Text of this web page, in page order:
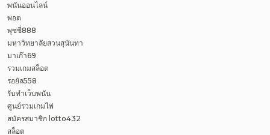
พนันออนไลน์
พอต
พุซซี่888
มหาวิทยาลัยสวนสุนันทา
มาเก๊า69
รวมเกมสล็อต
รอยัล558
รับทำเว็บพนัน
ศูนย์รวมเกมไพ่
สมัครสมาชิก lotto432
สล็อต